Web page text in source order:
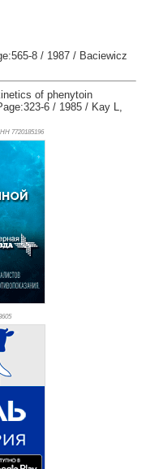
8 / 1987 / Baciewicz
of phenytoin
6 / 1985 / Kay L,
7720185196